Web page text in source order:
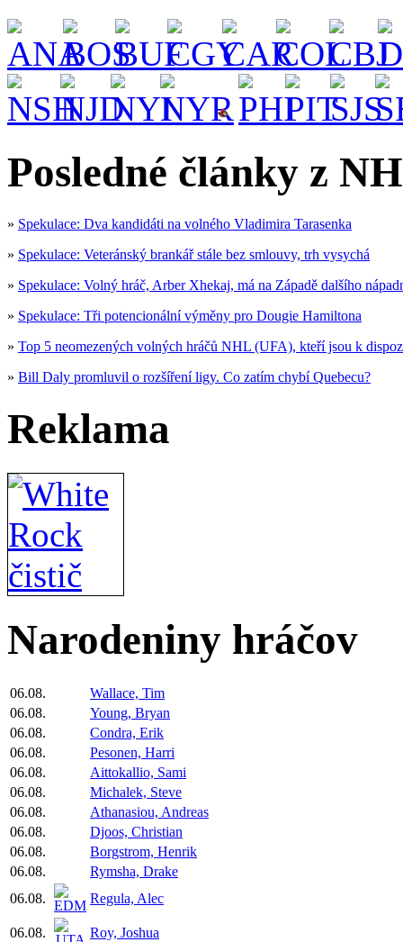
Posledné články z
» Spekulace: Dva kandidáti na volného Vladimira Tarasenka
» Spekulace: Veteránský brankář stále bez smlouvy, trh vysychá
» Spekulace: Volný hráč, Arber Xhekaj, má na Západě dalšího
» Spekulace: Tři potencionální výměny pro Dougie Hamiltona
» Top 5 neomezených volných hráčů NHL (UFA), kteří jsou k
» Bill Daly promluvil o rozšíření ligy. Co zatím chybí Quebecu?
Reklama
Narodeniny hráčov
06.08.
Wallace, Tim
06.08.
Young, Bryan
06.08.
Condra, Erik
06.08.
Pesonen, Harri
06.08.
Aittokallio, Sami
06.08.
Michalek, Steve
06.08.
Athanasiou, Andreas
06.08.
Djoos, Christian
06.08.
Borgstrom, Henrik
06.08.
Rymsha, Drake
06.08.
Regula, Alec
06.08. Roy, Joshua